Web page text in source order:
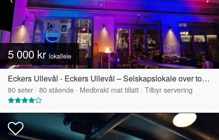
5 000 kr lokalleie
Eckers Ullevål - Eckers Ullevål – Selskapslokale over to etasjer
80seter · 80stående · Medbrakt mat tillatt · Tilbyr servering